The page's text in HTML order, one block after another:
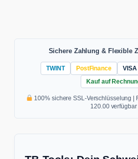
Sichere Zahlung & Flexible
TWINT PostFinance VISA
Kauf auf
100% sichere SSL-Verschlüsselung |
120.00 verfügbar